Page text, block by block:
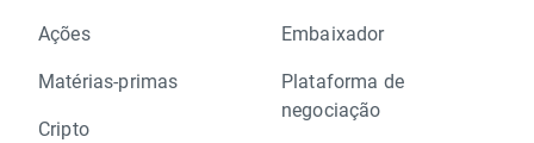
Ações
Matérias-primas
Cripto
Embaixador
Plataforma de
negociação